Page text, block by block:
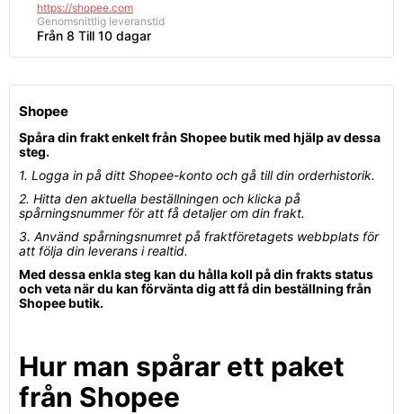
https://shopee.com
Genomsnittlig leveranstid
Från 8 Till 10 dagar
Shopee
Spåra din frakt enkelt från Shopee butik med hjälp av dessa
steg.
1. Logga in på ditt Shopee-konto och gå till din orderhistorik.
2. Hitta den aktuella beställningen och klicka på
spårningsnummer för att få detaljer om din frakt.
3. Använd spårningsnumret på fraktföretagets webbplats för
att följa din leverans i realtid.
Med dessa enkla steg kan du hålla koll på din frakts status
och veta när du kan förvänta dig att få din beställning från
Shopee butik.
Hur man spårar ett paket
från Shopee